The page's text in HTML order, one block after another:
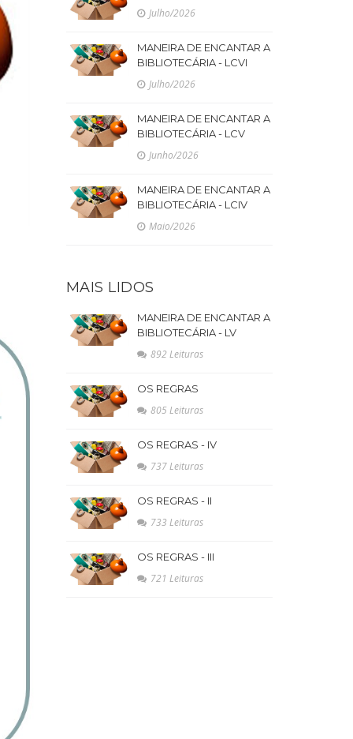
Julho/2026
MANEIRA DE ENCANTAR A
BIBLIOTECÁRIA - LCVI
Julho/2026
MANEIRA DE ENCANTAR A
BIBLIOTECÁRIA - LCV
Junho/2026
MANEIRA DE ENCANTAR A
BIBLIOTECÁRIA - LCIV
Maio/2026
MAIS LIDOS
MANEIRA DE ENCANTAR A
BIBLIOTECÁRIA - LV
892 Leituras
OS REGRAS
805 Leituras
OS REGRAS - IV
737 Leituras
OS REGRAS - II
733 Leituras
OS REGRAS - III
721 Leituras